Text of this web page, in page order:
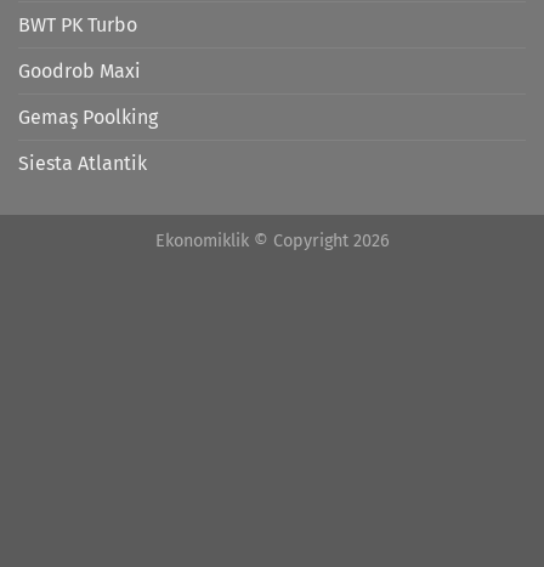
BWT PK Turbo
Goodrob Maxi
Gemaş Poolking
Siesta Atlantik
Ekonomiklik © Copyright 2026